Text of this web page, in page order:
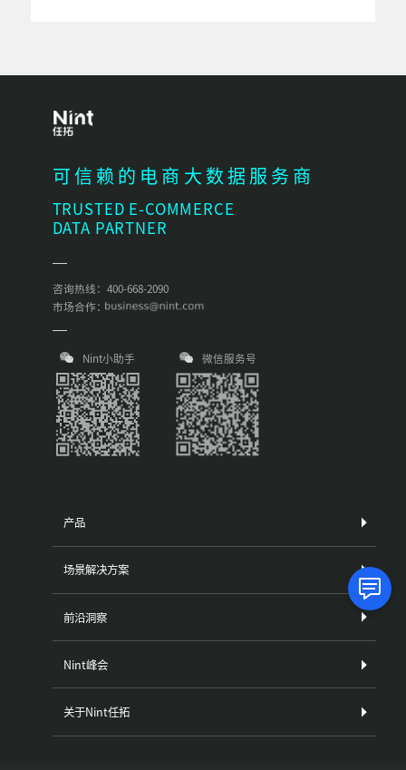
可信赖的电商大数据服务商
TRUSTED E-COMMERCE
DATA PARTNER
咨询热线：400-668-2090
市场合作：
Nint小助手 微信服务号
产品
场景解决方案
前沿洞察
Nint峰会
关于Nint任拓